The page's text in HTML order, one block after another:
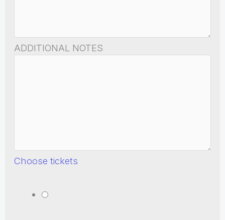
ADDITIONAL NOTES
Choose tickets